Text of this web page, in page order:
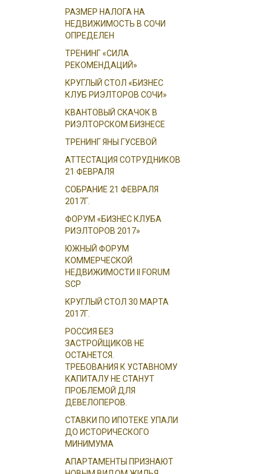
РАЗМЕР НАЛОГА НА
НЕДВИЖИМОСТЬ В СОЧИ
ОПРЕДЕЛЕН
ТРЕНИНГ «СИЛА
РЕКОМЕНДАЦИЙ»
КРУГЛЫЙ СТОЛ «БИЗНЕС
КЛУБ РИЭЛТОРОВ СОЧИ»
КВАНТОВЫЙ СКАЧОК В
РИЭЛТОРСКОМ БИЗНЕСЕ
ТРЕНИНГ ЯНЫ ГУСЕВОЙ
АТТЕСТАЦИЯ СОТРУДНИКОВ
21 ФЕВРАЛЯ
СОБРАНИЕ 21 ФЕВРАЛЯ
2017Г.
ФОРУМ «БИЗНЕС КЛУБА
РИЭЛТОРОВ 2017»
ЮЖНЫЙ ФОРУМ
КОММЕРЧЕСКОЙ
НЕДВИЖИМОСТИ II FORUM
SCP
КРУГЛЫЙ СТОЛ 30 МАРТА
2017Г.
РОССИЯ БЕЗ
ЗАСТРОЙЩИКОВ НЕ
ОСТАНЕТСЯ.
ТРЕБОВАНИЯ К УСТАВНОМУ
КАПИТАЛУ НЕ СТАНУТ
ПРОБЛЕМОЙ ДЛЯ
ДЕВЕЛОПЕРОВ.
СТАВКИ ПО ИПОТЕКЕ УПАЛИ
ДО ИСТОРИЧЕСКОГО
МИНИМУМА
АПАРТАМЕНТЫ ПРИЗНАЮТ